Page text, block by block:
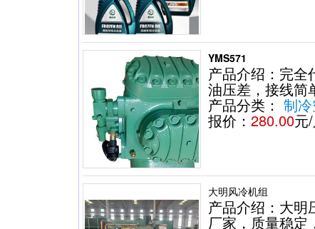
YMS571
产品介绍：完全
油压差，接线简
产品分类： 制
报价： 280.00元
大明风冷机组
产品介绍：大明
厂家，质量稳定